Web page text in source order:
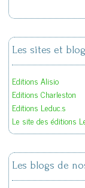
Les sites et
Editions Alisio
Editions Charleston
Editions Leduc.s
Le site des éditions
Les blogs de